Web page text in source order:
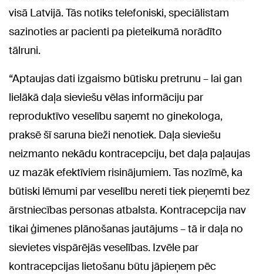
visā Latvijā. Tās notiks telefoniski, speciālistam
sazinoties ar pacienti pa pieteikumā norādīto
tālruni.
“Aptaujas dati izgaismo būtisku pretrunu – lai gan
lielākā daļa sieviešu vēlas informāciju par
reproduktīvo veselību saņemt no ginekologa,
praksē šī saruna bieži nenotiek. Daļa sieviešu
neizmanto nekādu kontracepciju, bet daļa paļaujas
uz mazāk efektīviem risinājumiem. Tas nozīmē, ka
būtiski lēmumi par veselību nereti tiek pieņemti bez
ārstniecības personas atbalsta. Kontracepcija nav
tikai ģimenes plānošanas jautājums – tā ir daļa no
sievietes vispārējās veselības. Izvēle par
kontracepcijas lietošanu būtu jāpieņem pēc